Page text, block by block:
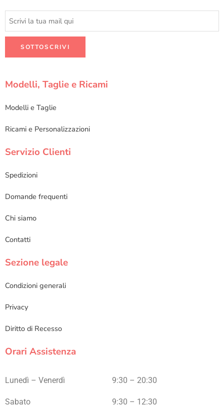
Modelli, Taglie e Ricami
Modelli e Taglie
Ricami e Personalizzazioni
Servizio Clienti
Spedizioni
Domande frequenti
Chi siamo
Contatti
Sezione legale
Condizioni generali
Privacy
Diritto di Recesso
Orari Assistenza
Lunedì – Venerdì 9:30 – 20:30
Sabato 9:30 – 12:30